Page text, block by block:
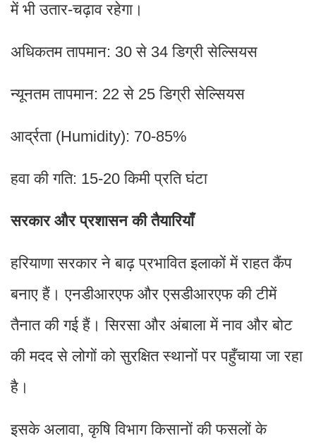
में भी उतार-चढ़ाव रहेगा।
अधिकतम तापमान: 30 से 34 डिग्री सेल्सियस
न्यूनतम तापमान: 22 से 25 डिग्री सेल्सियस
आर्द्रता (Humidity): 70-85%
हवा की गति: 15-20 किमी प्रति घंटा
सरकार और प्रशासन की तैयारियाँ
हरियाणा सरकार ने बाढ़ प्रभावित इलाकों में राहत कैंप
बनाए हैं। एनडीआरएफ और एसडीआरएफ की टीमें
तैनात की गई हैं। सिरसा और अंबाला में नाव और बोट
की मदद से लोगों को सुरक्षित स्थानों पर पहुँचाया जा रहा
है।
इसके अलावा, कृषि विभाग किसानों की फसलों के